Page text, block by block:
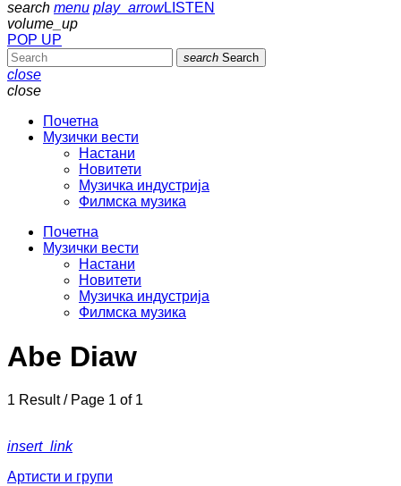
search menu play_arrowLISTEN
volume_up
POP UP
search Search
close
close
Почетна
Музички вести
Настани
Новитети
Музичка индустрија
Филмска музика
Почетна
Музички вести
Настани
Новитети
Музичка индустрија
Филмска музика
Abe Diaw
1 Result / Page 1 of 1
insert_link
Артисти и групи